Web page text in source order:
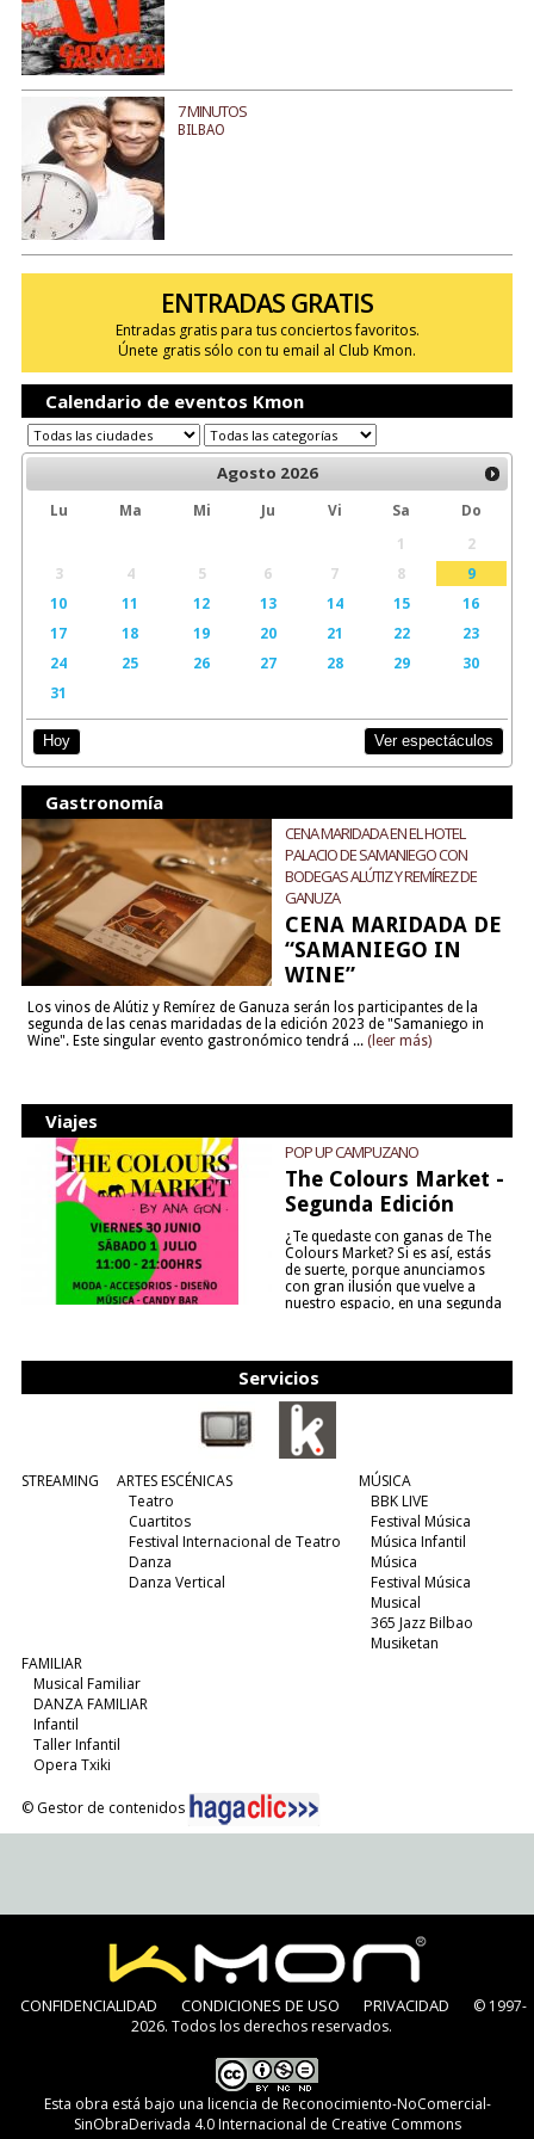
7 MINUTOS
BILBAO
ENTRADAS GRATIS
Entradas gratis para tus conciertos favoritos.
Únete gratis sólo con tu email al Club Kmon.
Calendario de eventos Kmon
Agosto 2026
Lu Ma Mi Ju Vi Sa
Do
1
2
3
4 5 6 7 8
9
10
11 12 13 14 15
16
17
18 19 20 21 22
23
24
25 26 27 28 29
30
31
Hoy Ver espectáculos
Gastronomía
CENA MARIDADA EN EL HOTEL
PALACIO DE SAMANIEGO CON
BODEGAS ALÚTIZ Y REMÍREZ DE
GANUZA
CENA MARIDADA DE
“SAMANIEGO IN
WINE”
Los vinos de Alútiz y Remírez de Ganuza serán los participantes de la
segunda de las cenas maridadas de la edición 2023 de "Samaniego in
Wine". Este singular evento gastronómico tendrá ... (leer más)
Viajes
POP UP CAMPUZANO
The Colours Market -
Segunda Edición
¿Te quedaste con ganas de The
Colours Market? Si es así, estás
de suerte, porque anunciamos
con gran ilusión que vuelve a
nuestro espacio, en una segunda
Servicios
STREAMING
ARTES ESCÉNICAS
Teatro
Cuartitos
Festival Internacional de Teatro
Danza
Danza Vertical
MÚSICA
BBK LIVE
Festival Música
Música Infantil
Música
Festival Música
Musical
365 Jazz Bilbao
Musiketan
FAMILIAR
Musical Familiar
DANZA FAMILIAR
Infantil
Taller Infantil
Opera Txiki
© Gestor de contenidos
CONFIDENCIALIDAD CONDICIONES DE USO PRIVACIDAD
© 1997-
2026. Todos los derechos reservados.
Esta obra está bajo una licencia de Reconocimiento-NoComercial-
SinObraDerivada 4.0 Internacional de Creative Commons